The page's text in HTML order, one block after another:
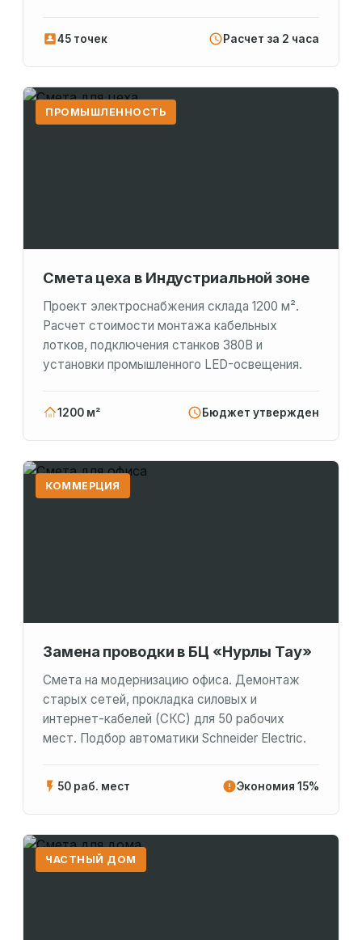
45 точек Расчет за 2 часа
ПРОМЫШЛЕННОСТЬ
Смета цеха в Индустриальной зоне
Проект электроснабжения склада 1200 м².
Расчет стоимости монтажа кабельных
лотков, подключения станков 380В и
установки промышленного LED-освещения.
1200 м² Бюджет утвержден
КОММЕРЦИЯ
Замена проводки в БЦ «Нурлы Тау»
Смета на модернизацию офиса. Демонтаж
старых сетей, прокладка силовых и
интернет-кабелей (СКС) для 50 рабочих
мест. Подбор автоматики Schneider Electric.
50 раб. мест Экономия 15%
ЧАСТНЫЙ ДОМ